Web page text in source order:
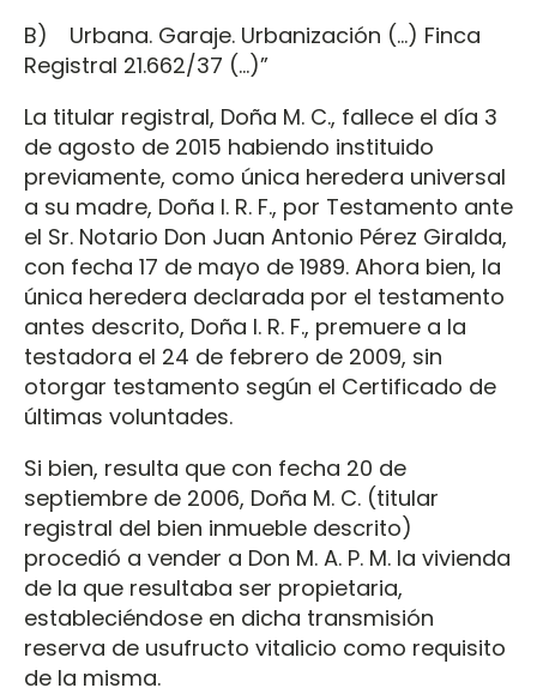
B) Urbana. Garaje. Urbanización (…) Finca
Registral 21.662/37 (…)”
La titular registral, Doña M. C., fallece el día 3
de agosto de 2015 habiendo instituido
previamente, como única heredera universal
a su madre, Doña I. R. F., por Testamento ante
el Sr. Notario Don Juan Antonio Pérez Giralda,
con fecha 17 de mayo de 1989. Ahora bien, la
única heredera declarada por el testamento
antes descrito, Doña I. R. F., premuere a la
testadora el 24 de febrero de 2009, sin
otorgar testamento según el Certificado de
últimas voluntades.
Si bien, resulta que con fecha 20 de
septiembre de 2006, Doña M. C. (titular
registral del bien inmueble descrito)
procedió a vender a Don M. A. P. M. la vivienda
de la que resultaba ser propietaria,
estableciéndose en dicha transmisión
reserva de usufructo vitalicio como requisito
de la misma.